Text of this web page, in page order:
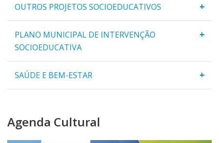
+
OUTROS PROJETOS SOCIOEDUCATIVOS
+
PLANO MUNICIPAL DE INTERVENÇÃO
SOCIOEDUCATIVA
+
SAÚDE E BEM-ESTAR
Agenda Cultural